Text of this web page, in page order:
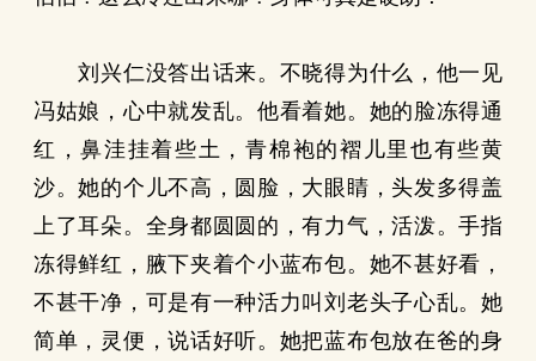
刘兴仁没答出话来。不晓得为什么，他一见
冯姑娘，心中就发乱。他看着她。她的脸冻得通
红，鼻洼挂着些土，青棉袍的褶儿里也有些黄
沙。她的个儿不高，圆脸，大眼睛，头发多得盖
上了耳朵。全身都圆圆的，有力气，活泼。手指
冻得鲜红，腋下夹着个小蓝布包。她不甚好看，
不甚干净，可是有一种活力叫刘老头子心乱。她
简单，灵便，说话好听。她把蓝布包放在爸的身